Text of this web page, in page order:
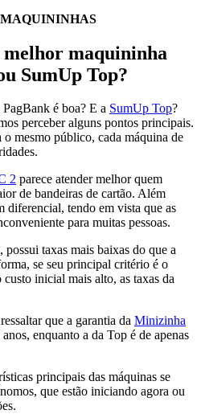
maquininha
SumUp Top?
PagBank é boa? E a SumUp Top?
perceber alguns pontos principais.
o mesmo público, cada máquina de
2 parece atender melhor quem
de bandeiras de cartão. Além
diferencial, tendo em vista que as
para muitas pessoas.
possui taxas mais baixas do que a
se seu principal critério é o
custo inicial mais alto, as taxas da
que a garantia da Minizinha
enquanto a da Top é de apenas
principais das máquinas se
que estão iniciando agora ou